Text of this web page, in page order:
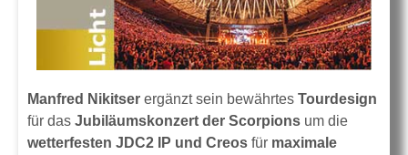
Manfred Nikitser ergänzt sein bewährtes Tourdesign
für das Jubiläumskonzert der Scorpions um die
wetterfesten JDC2 IP und Creos für maximale